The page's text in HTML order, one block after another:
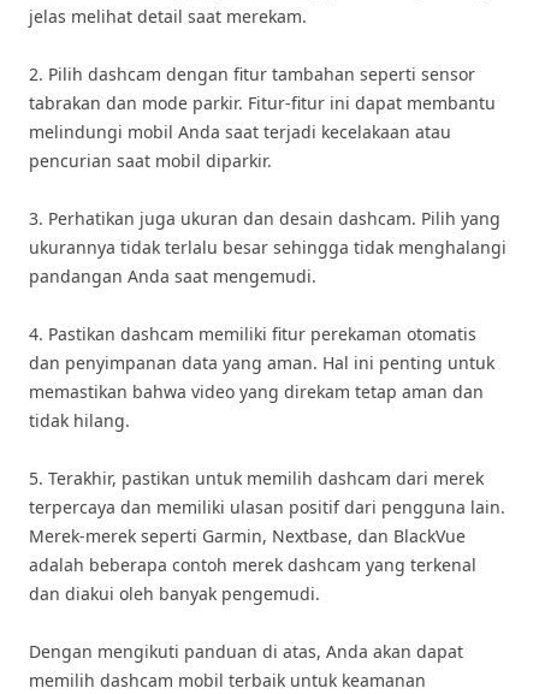
jelas melihat detail saat merekam.
2. Pilih dashcam dengan fitur tambahan seperti sensor
tabrakan dan mode parkir. Fitur-fitur ini dapat membantu
melindungi mobil Anda saat terjadi kecelakaan atau
pencurian saat mobil diparkir.
3. Perhatikan juga ukuran dan desain dashcam. Pilih yang
ukurannya tidak terlalu besar sehingga tidak menghalangi
pandangan Anda saat mengemudi.
4. Pastikan dashcam memiliki fitur perekaman otomatis
dan penyimpanan data yang aman. Hal ini penting untuk
memastikan bahwa video yang direkam tetap aman dan
tidak hilang.
5. Terakhir, pastikan untuk memilih dashcam dari merek
terpercaya dan memiliki ulasan positif dari pengguna lain.
Merek-merek seperti Garmin, Nextbase, dan BlackVue
adalah beberapa contoh merek dashcam yang terkenal
dan diakui oleh banyak pengemudi.
Dengan mengikuti panduan di atas, Anda akan dapat
memilih dashcam mobil terbaik untuk keamanan